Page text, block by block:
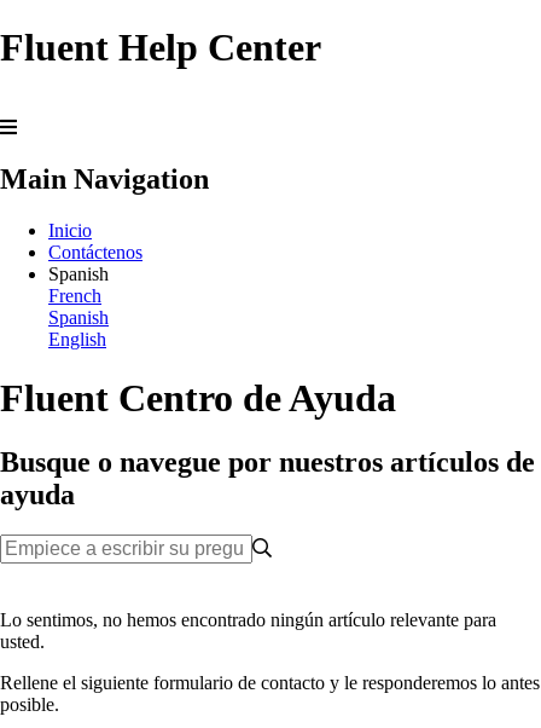
Fluent Help Center
Main Navigation
Inicio
Contáctenos
Spanish
French
Spanish
English
Fluent Centro de Ayuda
Busque o navegue por nuestros artículos de
ayuda
Lo sentimos, no hemos encontrado ningún artículo relevante para
usted.
Rellene el siguiente formulario de contacto y le responderemos lo antes
posible.